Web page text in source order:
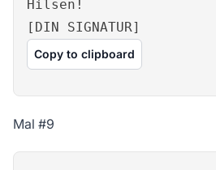
Hilsen!
[DIN SIGNATUR]
Copy to clipboard
Mal #9